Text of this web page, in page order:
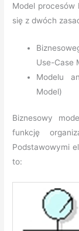
Model procesów
się z dwóch
Use-Case
Modelu
Model)
Biznesowy
funkcję
Podstawowymi
to: